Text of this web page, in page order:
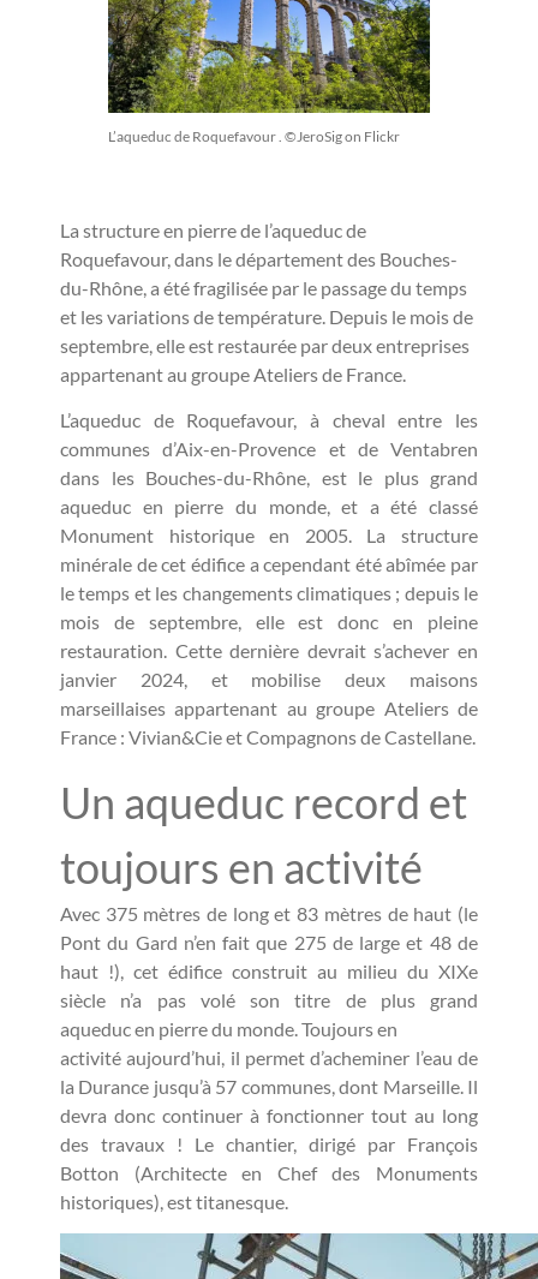
L’aqueduc de Roquefavour . ©JeroSig on Flickr
La structure en pierre de l’aqueduc de
Roquefavour, dans le département des Bouches-
du-Rhône, a été fragilisée par le passage du temps
et les variations de température. Depuis le mois de
septembre, elle est restaurée par deux entreprises
appartenant au groupe Ateliers de France.
L’aqueduc de Roquefavour, à cheval entre les
communes d’Aix-en-Provence et de Ventabren
dans les Bouches-du-Rhône, est le plus grand
aqueduc en pierre du monde, et a été classé
Monument historique en 2005. La structure
minérale de cet édifice a cependant été abîmée par
le temps et les changements climatiques ; depuis le
mois de septembre, elle est donc en pleine
restauration. Cette dernière devrait s’achever en
janvier 2024, et mobilise deux maisons
marseillaises appartenant au groupe Ateliers de
France : Vivian&Cie et Compagnons de Castellane.
Un aqueduc record et
toujours en activité
Avec 375 mètres de long et 83 mètres de haut (le
Pont du Gard n’en fait que 275 de large et 48 de
haut !), cet édifice construit au milieu du XIXe
siècle n’a pas volé son titre de plus grand
aqueduc en pierre du monde. Toujours en
activité aujourd’hui, il permet d’acheminer l’eau de
la Durance jusqu’à 57 communes, dont Marseille. Il
devra donc continuer à fonctionner tout au long
des travaux ! Le chantier, dirigé par François
Botton (Architecte en Chef des Monuments
historiques), est titanesque.